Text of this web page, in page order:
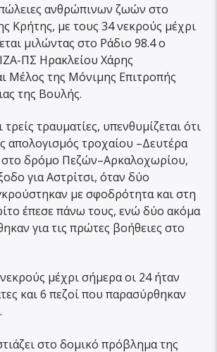
ανθρώπινων ζωών στο
Κρήτης, με τους 34 νεκρούς μέχρι
μιλώντας στο Ράδιο 98.4 ο
ΠΣ Ηρακλείου Χάρης
Μέλος της Μόνιμης Επιτροπής
της Βουλής.
τραυματίες, υπενθυμίζεται ότι
απολογισμός τροχαίου –Δευτέρα
δρόμο Πεζών–Αρκαλοχωρίου,
για Αστρίτσι, όταν δύο
με σφοδρότητα και στη
έπεσε πάνω τους, ενώ δύο ακόμα
για τις πρώτες βοήθειες στο
μέχρι σήμερα οι 24 ήταν
και 6 πεζοί που παρασύρθηκαν
στο δομικό πρόβλημα της